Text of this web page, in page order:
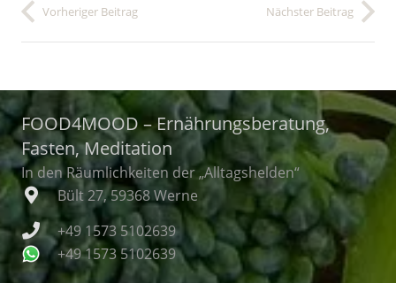
Vorheriger Beitrag Nächster Beitrag
FOOD4MOOD – Ernährungsberatung,
Fasten, Meditation
In den Räumlichkeiten der „Alltagshelden“
Bült 27, 59368 Werne
+49 1573 5102639
+49 1573 5102639